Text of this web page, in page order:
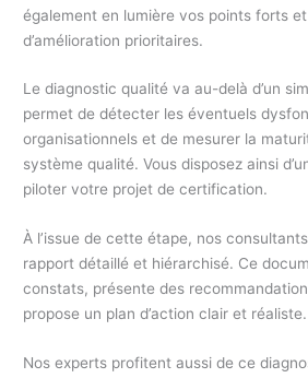
également en lumière vos points forts
d’amélioration prioritaires.
Le diagnostic qualité va au-delà d’un
permet de détecter les éventuels
organisationnels et de mesurer la
système qualité. Vous disposez ainsi
piloter votre projet de certification.
À l’issue de cette étape, nos
rapport détaillé et hiérarchisé. Ce
constats, présente des
propose un plan d’action clair et réaliste.
Nos experts profitent aussi de ce